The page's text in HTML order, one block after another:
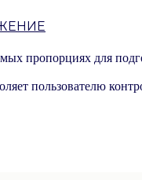
пропорциях для
пользователю